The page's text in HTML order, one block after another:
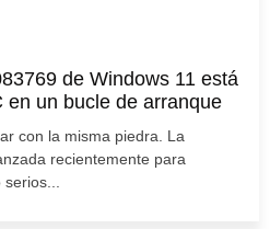
de Windows 11 está
en un bucle de arranque
con la misma piedra. La
recientemente para